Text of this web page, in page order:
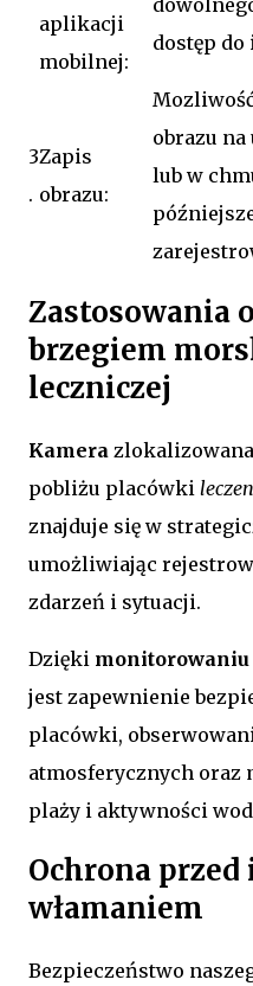
aplikacji
mobilnej:
dostęp
3
.
Zapis
obrazu:
obrazu
lub w
Zastosowania
brzegiem
leczniczej
Kamera
pobliżu placówki
znajduje się w
umożliwiając
zdarzeń i sytuacji.
Dzięki monitorowaniu
jest zapewnienie
placówki,
atmosferycznych oraz
plaży i aktywności
Ochrona
włamaniem
Bezpieczeństwo